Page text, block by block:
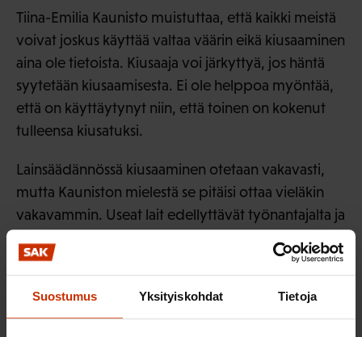
Suostumus Yksityiskohdat Tietoja
Tiina-Emilia Kaunisto muistuttaa, että kaikki meistä
voivat joskus käyttää valtaa väärin eikä kiusaaminen
aina ole tietoista. Kiusaaja voi järkyttyä, jos häntä
syytetään kiusaamisesta. Ei ole helppoa myöntää,
että on käyttäytynyt niin, että toinen on kokenut
tulleensa kiusatuksi.
Lainsäädännössä kiusaaminen otetaan vakavasti,
mutta Kauniston mielestä se pitäisi ottaa vieläkin
vakavammin. Useat lait edellyttävät työnantajalta ja
työntekijöiltä asiallista käyttäytymistä sekä
puuttumista epäkohtiin. Työturvallisuuslain
käytöstä ja siihen liittyviä todisteita, jotta teot